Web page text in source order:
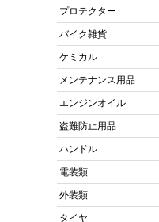
プロテクター
バイク雑貨
ケミカル
メンテナンス用品
エンジンオイル
盗難防止用品
ハンドル
電装類
外装類
タイヤ